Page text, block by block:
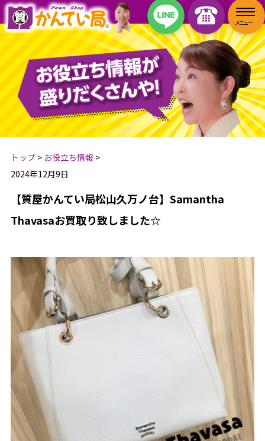
トップ> お役立ち情報 >
2024年12月9日
【質屋かんてい局松山久万ノ台】Samantha
Thavasaお買取り致しました☆